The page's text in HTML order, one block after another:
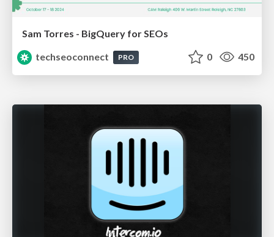
Sam Torres - BigQuery for SEOs
techseoconnect
PRO 0 450